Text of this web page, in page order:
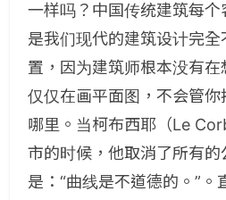
一样吗？中国传统建筑每
是我们现代的建筑设计完
置，因为建筑师根本没有
仅仅在画平面图，不会管
哪里。当柯布西耶（Le
市的时候，他取消了所有
是：“曲线是不道德的。”。